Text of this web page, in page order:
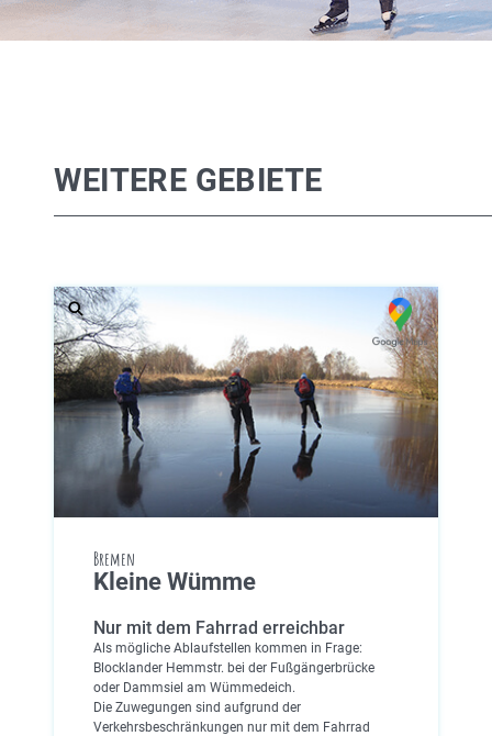
WEITERE GEBIETE
Bremen
Kleine Wümme
Nur mit dem Fahrrad erreichbar
Als mögliche Ablaufstellen kommen in Frage:
Blocklander Hemmstr. bei der Fußgängerbrücke
oder Dammsiel am Wümmedeich.
Die Zuwegungen sind aufgrund der
Verkehrsbeschränkungen nur mit dem Fahrrad